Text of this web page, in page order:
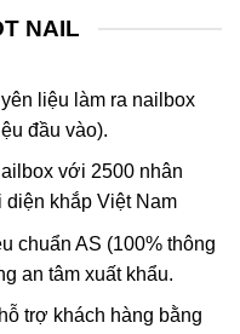
NAIL
liệu làm ra nailbox
đầu vào).
với 2500 nhân
diện khắp Việt Nam
chuẩn AS (100% thông
an tâm xuất khẩu.
trợ khách hàng bằng